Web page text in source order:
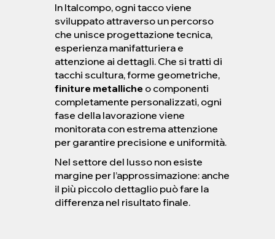
In Italcompo, ogni tacco viene
sviluppato attraverso un percorso
che unisce progettazione tecnica,
esperienza manifatturiera e
attenzione ai dettagli. Che si tratti di
tacchi scultura, forme geometriche,
finiture metalliche o componenti
completamente personalizzati, ogni
fase della lavorazione viene
monitorata con estrema attenzione
per garantire precisione e uniformità.
Nel settore del lusso non esiste
margine per l’approssimazione: anche
il più piccolo dettaglio può fare la
differenza nel risultato finale.